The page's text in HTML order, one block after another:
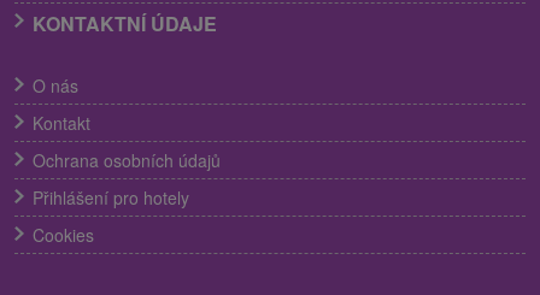
KONTAKTNÍ ÚDAJE
O nás
Kontakt
Ochrana osobních údajů
Přihlášení pro hotely
Cookies